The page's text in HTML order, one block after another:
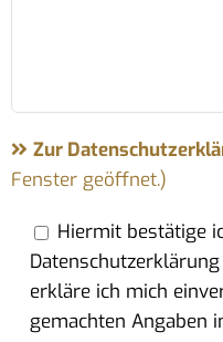
Zur
Fenster geöffnet.)
Hiermit bestätige
erkläre ich mich
gemachten Angaben